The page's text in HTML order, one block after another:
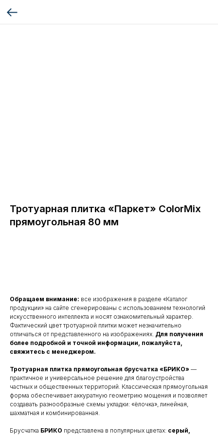
Тротуарная плитка «Паркет» ColorMix
прямоугольная 80 мм
Обращаем внимание: все изображения в разделе «Каталог
продукции» на сайте сгенерированы с использованием технологий
искусственного интеллекта и носят ознакомительный характер.
Фактический цвет тротуарной плитки может незначительно
отличаться от представленного на изображениях. Для получения
более подробной и точной информации, пожалуйста,
свяжитесь с менеджером.
Тротуарная плитка прямоугольная брусчатка «БРИКО» —
практичное и универсальное решение для благоустройства
частных и общественных территорий. Классическая прямоугольная
форма обеспечивает аккуратную геометрию мощения и позволяет
создавать разнообразные схемы укладки: «ёлочка», линейная,
шахматная и комбинированная.
Брусчатка БРИКО представлена в популярных цветах: серый,